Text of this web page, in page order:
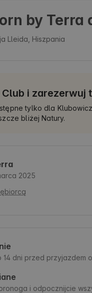
by Terra
Lleida, Hiszpania
Club i zarezerwuj
tylko dla
bliżej Natury.
2025
dni przed przyjazdem
i odpocznijcie